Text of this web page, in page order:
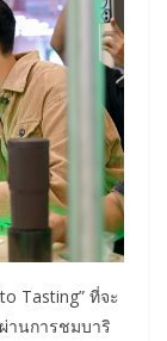
Tasting” ที่จะ
านการชมบาริ